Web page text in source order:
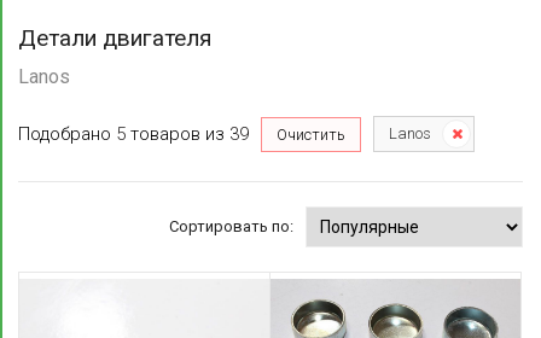
Детали двигателя
Lanos
Подобрано 5 товаров из 39 Очистить Lanos
Сортировать по: